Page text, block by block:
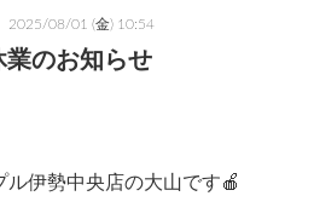
2025/08/01 (金) 10:54
業のお知らせ
ル伊勢中央店の大山です🍎